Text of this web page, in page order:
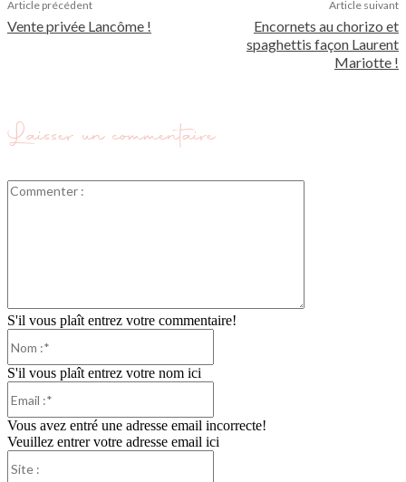
Article précédent
Vente privée Lancôme !
Article suivant
Encornets au chorizo et
spaghettis façon Laurent
Mariotte !
Laisser un commentaire
S'il vous plaît entrez votre commentaire!
S'il vous plaît entrez votre nom ici
Vous avez entré une adresse email incorrecte!
Veuillez entrer votre adresse email ici